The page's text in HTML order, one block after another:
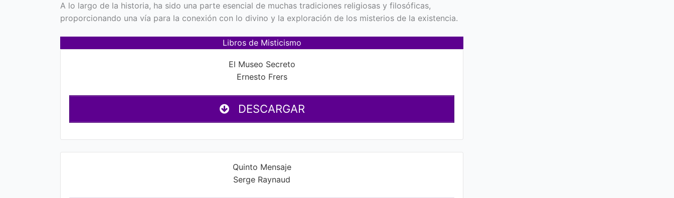
A lo largo de la historia, ha sido una parte esencial de muchas tradiciones religiosas y filosóficas,
proporcionando una vía para la conexión con lo divino y la exploración de los misterios de la existencia.
Libros de Misticismo
El Museo Secreto
Ernesto Frers
DESCARGAR
Quinto Mensaje
Serge Raynaud